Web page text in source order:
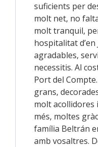
suficients per
molt net, no
molt tranquil,
hospitalitat
agradables,
necessitis. Al
Port del
grans,
molt acollidores
més, moltes
família Beltrán
amb vosaltres.